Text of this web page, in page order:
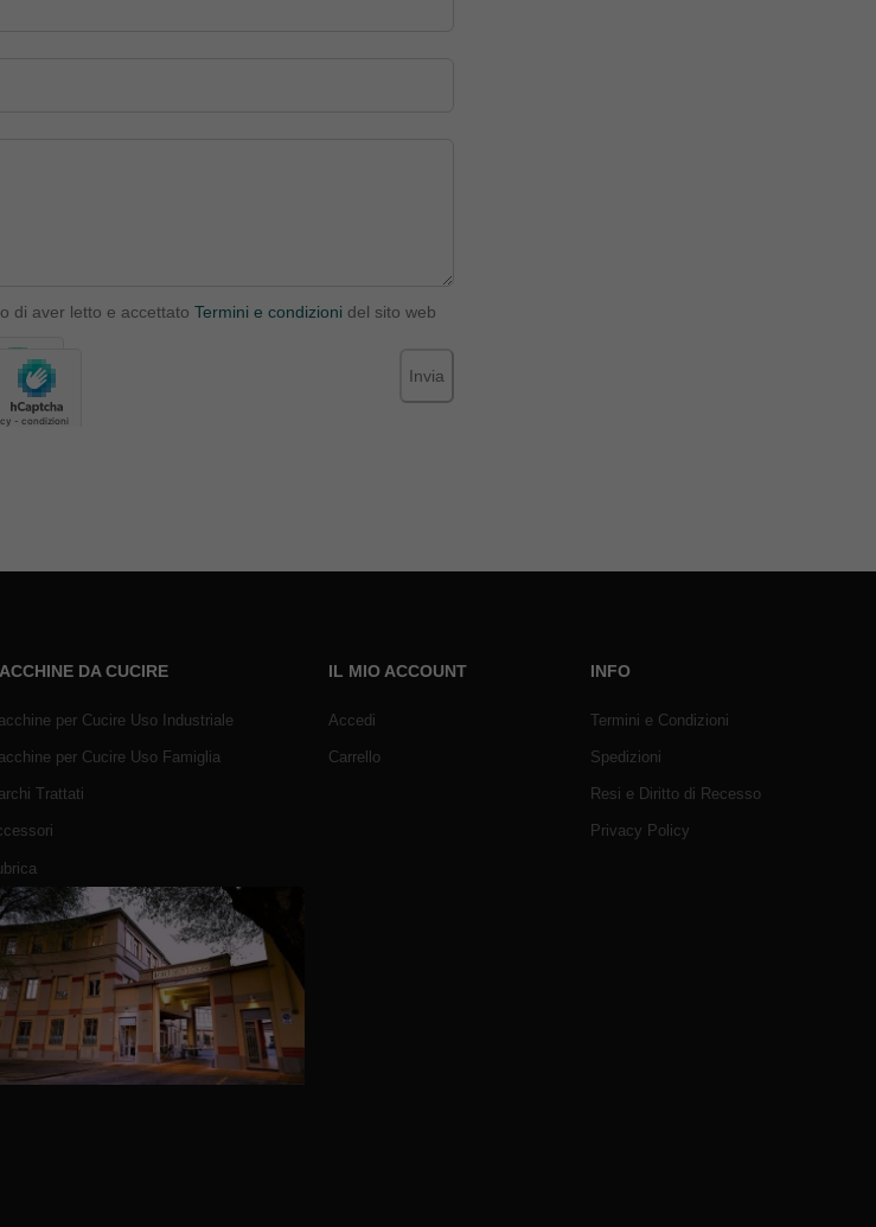
di aver letto e accettato Termini e condizioni del sito web
Invia
DA CUCIRE
per Cucire Uso Industriale
per Cucire Uso Famiglia
Trattati
IL MIO ACCOUNT
Accedi
Carrello
INFO
Termini e Condizioni
Spedizioni
Resi e Diritto di Recesso
Privacy Policy